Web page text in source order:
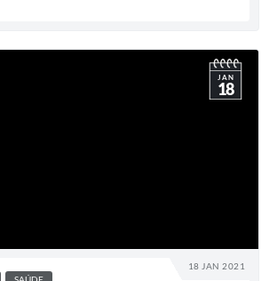
18 JAN 2021
JAN
18